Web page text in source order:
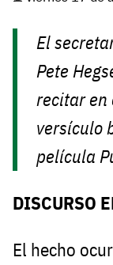
El
Pete
recitar en
versículo
película
DISCURSO
El hecho